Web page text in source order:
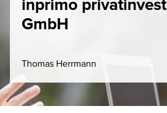
inprimo privatinvest
GmbH
Thomas Herrmann